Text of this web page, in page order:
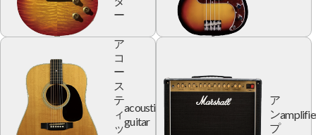
ー
ア
コ
ー
ス
テ
ィ
ッ
acoustic
guitar
ア
ン
プ